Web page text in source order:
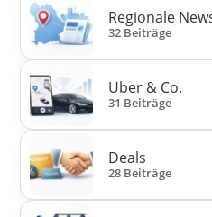
Regionale
32 Beiträge
Uber & Co.
31 Beiträge
Deals
28 Beiträge